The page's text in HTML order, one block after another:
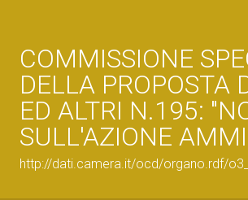
COMMISSIONE
DELLA PROPOSTA
ED ALTRI N.195:
SULL'AZIONE
http://dati.camera.it/ocd/organo.rdf/